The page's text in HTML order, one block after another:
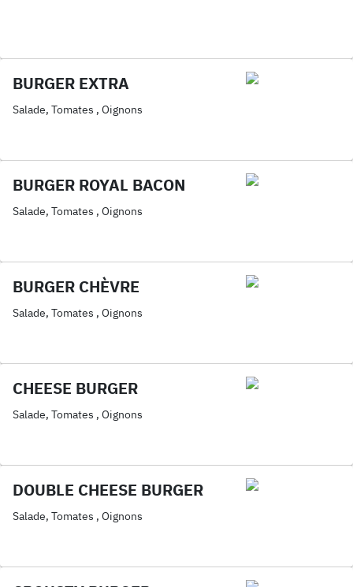
BURGER EXTRA
Salade, Tomates , Oignons
BURGER ROYAL BACON
Salade, Tomates , Oignons
BURGER CHÈVRE
Salade, Tomates , Oignons
CHEESE BURGER
Salade, Tomates , Oignons
DOUBLE CHEESE BURGER
Salade, Tomates , Oignons